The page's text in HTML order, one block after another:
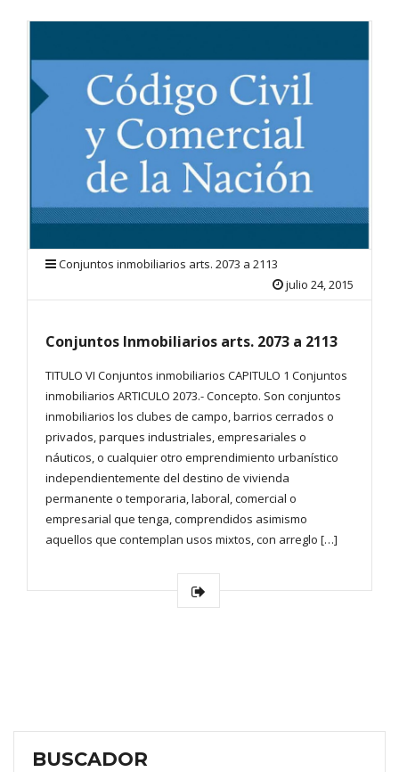
Conjuntos inmobiliarios arts. 2073 a 2113
julio 24, 2015
Conjuntos Inmobiliarios arts. 2073 a 2113
TITULO VI Conjuntos inmobiliarios CAPITULO 1 Conjuntos
inmobiliarios ARTICULO 2073.- Concepto. Son conjuntos
inmobiliarios los clubes de campo, barrios cerrados o
privados, parques industriales, empresariales o
náuticos, o cualquier otro emprendimiento urbanístico
independientemente del destino de vivienda
permanente o temporaria, laboral, comercial o
empresarial que tenga, comprendidos asimismo
aquellos que contemplan usos mixtos, con arreglo […]
BUSCADOR